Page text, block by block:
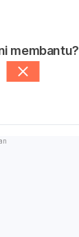
membantu?